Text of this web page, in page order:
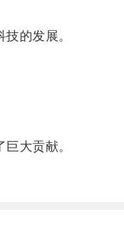
的发展。
大贡献。